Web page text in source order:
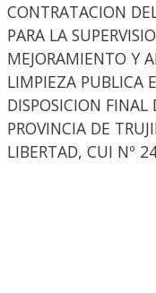
CONTRATACION
PARA LA
MEJORAMIENTO Y
LIMPIEZA PUBLICA
DISPOSICION FINAL
PROVINCIA DE
LIBERTAD, CUI Nº